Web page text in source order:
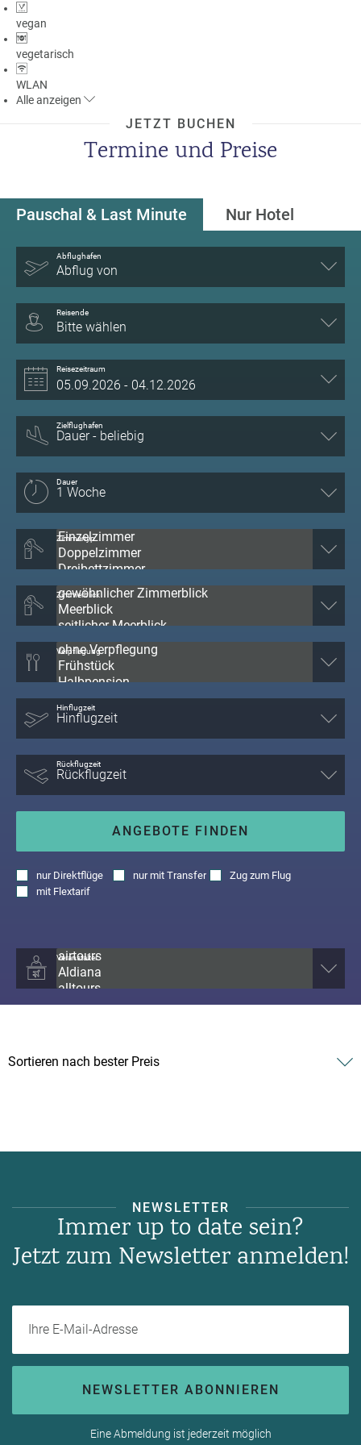
vegan
vegetarisch
WLAN
Alleanzeigen
JETZT BUCHEN
Termine und Preise
Pauschal & Last Minute Nur Hotel
Abflughafen
Abflug von
Reisende
Bitte wählen
Reisezeitraum
Zielflughafen
Dauer
Zimmertyp
Zimmerblick
ANGEBOTE FINDEN
nur Direktflüge nurmit Transfer
Zug zum Flug
mit Flextarif
Verpflegung
Hinflugzeit
Rückflugzeit
Veranstalter
NEWSLETTER
Immer up to date sein?
Jetzt zum Newsletter anmelden!
NEWSLETTER ABONNIEREN
Eine Abmeldung ist jederzeit möglich